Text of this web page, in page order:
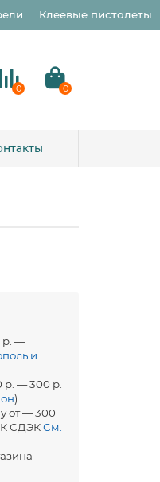
Клеевые пистолеты
0 0
р. —
и
р. — 300 р.
)
от — 300
СДЭКСм.
—